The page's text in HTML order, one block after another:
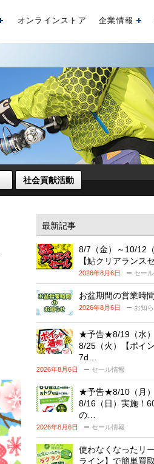
開くオンラインストア 企業情報
社会貢献活動
最新記事
8/7（金）～10/12（
【鮎クリアランス
2026年8月6日 セー
お盆期間の営業時
2026年8月6日 お知
★予告★8/19（水
8/25（火）【ポイ
7d…
2026年8月6日 セール情報
★予告★8/10（月
8/16（日）実施！
の…
2026年8月6日 セール情報
使わなくなったリ
ライン】で簡単買